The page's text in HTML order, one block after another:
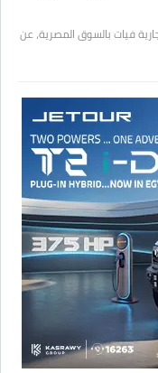
فيات بالسوق المصرية، عن